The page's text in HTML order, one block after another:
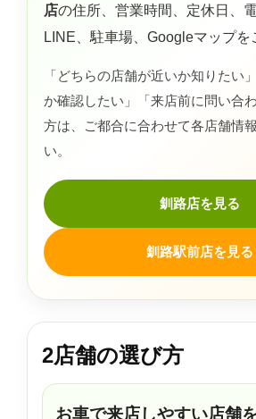
店の住所、営業時間、定休日、電
LINE、駐車場、Googleマップを
「どちらの店舗が近いか知りたい
か確認したい」「来店前に問い合
方は、ご都合に合わせて各店舗情
い。
釧路店を見る
釧路駅前店を見る
2店舗の選び方
お車で来店しやすい店舗